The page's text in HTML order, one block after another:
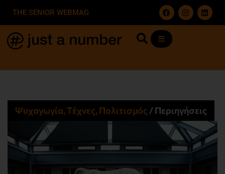
THE SENIOR WEBMAG
Ψυχαγωγία, Τέχνες, Πολιτισμός /Περιηγήσεις